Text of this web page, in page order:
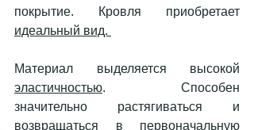
идеальный вид.
эластичностью. Способен
значительно растягиваться и
возвращаться в первоначальную